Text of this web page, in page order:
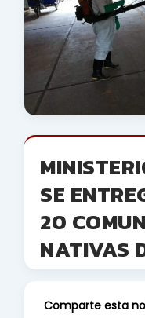
SE
20
NATIVAS
Comparte esta